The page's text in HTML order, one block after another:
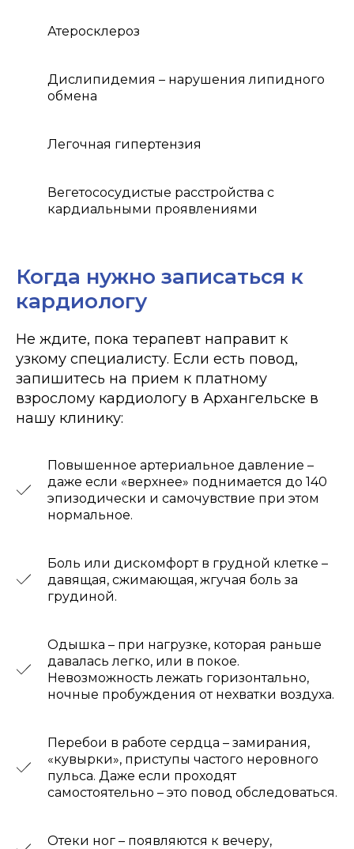
Атеросклероз
Дислипидемия – нарушения липидного
обмена
Легочная гипертензия
Вегетососудистые расстройства с
кардиальными проявлениями
Когда нужно записаться к
кардиологу
Не ждите, пока терапевт направит к
узкому специалисту. Если есть повод,
запишитесь на прием к платному
взрослому кардиологу в Архангельске в
нашу клинику:
Повышенное артериальное давление –
даже если «верхнее» поднимается до 140
эпизодически и самочувствие при этом
нормальное.
Боль или дискомфорт в грудной клетке –
давящая, сжимающая, жгучая боль за
грудиной.
Одышка – при нагрузке, которая раньше
давалась легко, или в покое.
Невозможность лежать горизонтально,
ночные пробуждения от нехватки воздуха.
Перебои в работе сердца – замирания,
«кувырки», приступы частого неровного
пульса. Даже если проходят
самостоятельно – это повод обследоваться.
Отеки ног – появляются к вечеру,
ОТЗЫВЫ